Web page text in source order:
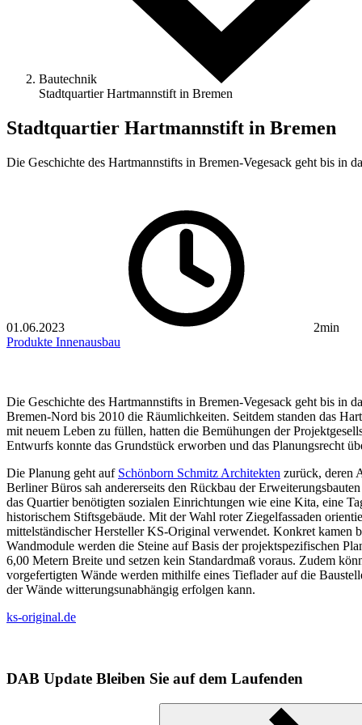
Bautechnik
Stadtquartier Hartmannstift in Bremen
Stadtquartier Hartmannstift in Bremen
Die Geschichte des Hartmannstifts in Bremen-Vegesack geht bis in
01.06.2023
2min
Produkte Innenausbau
Die Geschichte des Hartmannstifts in Bremen-Vegesack geht bis in
Bremen-Nord bis 2010 die Räumlichkeiten. Seitdem standen das
mit neuem Leben zu füllen, hatten die Bemühungen der
Entwurfs konnte das Grundstück erworben und das Planungsrecht
Die Planung geht auf Schönborn Schmitz Architekten zurück, deren
Berliner Büros sah andererseits den Rückbau der
das Quartier benötigten sozialen Einrichtungen wie eine Kita, eine
historischem Stiftsgebäude. Mit der Wahl roter Ziegelfassaden
mittelständischer Hersteller KS-Original verwendet. Konkret kamen
Wandmodule werden die Steine auf Basis der projektspezifischen
6,00 Metern Breite und setzen kein Standardmaß voraus. Zudem
vorgefertigten Wände werden mithilfe eines Tieflader auf die
der Wände witterungsunabhängig erfolgen kann.
ks-original.de
DAB Update Bleiben Sie auf dem Laufenden